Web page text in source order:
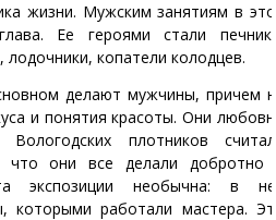
жизни. Мужским занятиям в этой
Ее героями стали печники,
лодочники, копатели колодцев.
делают мужчины, причем не
и понятия красоты. Они любовно
плотников считали
они все делали добротно и
экспозиции необычна: в ней
которыми работали мастера. Это